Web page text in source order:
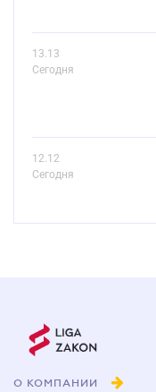
13.13
Сегодня
12.12
Сегодня
О КОМПАНИИ